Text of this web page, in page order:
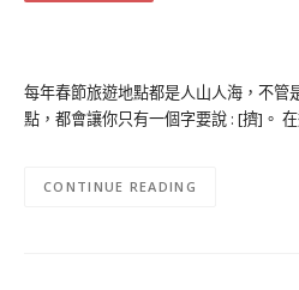
每年春節旅遊地點都是人山人海，不管
點，都會讓你只有一個字要說 : [擠]。
CONTINUE READING